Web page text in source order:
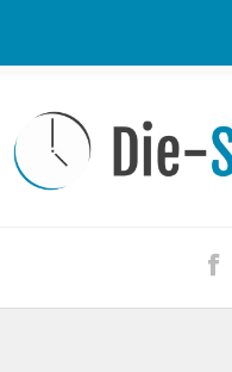
Kontakt / Tipp geben
Impressum
iPhone kaufen